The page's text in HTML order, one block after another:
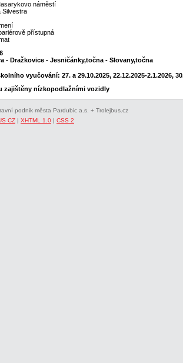
náměstí
Silvestra
přístupná
- Dražkovice - Jesničánky,točna - Slovany,točna
vyučování: 27. a 29.10.2025, 22.12.2025-2.1.2026,
zajištěny nízkopodlažními vozidly
podnik města Pardubic a.s. + Trolejbus.cz
CZ | XHTML 1.0 | CSS 2